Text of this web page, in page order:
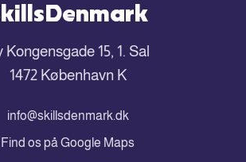
Kongensgade 15, 1. Sal
1472 København K
info@skillsdenmark.dk
Find os på Google Maps